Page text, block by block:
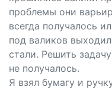
проблемы они
всегда получалось
под валиков
стали. Решить
не получалось.
Я взял бумагу и